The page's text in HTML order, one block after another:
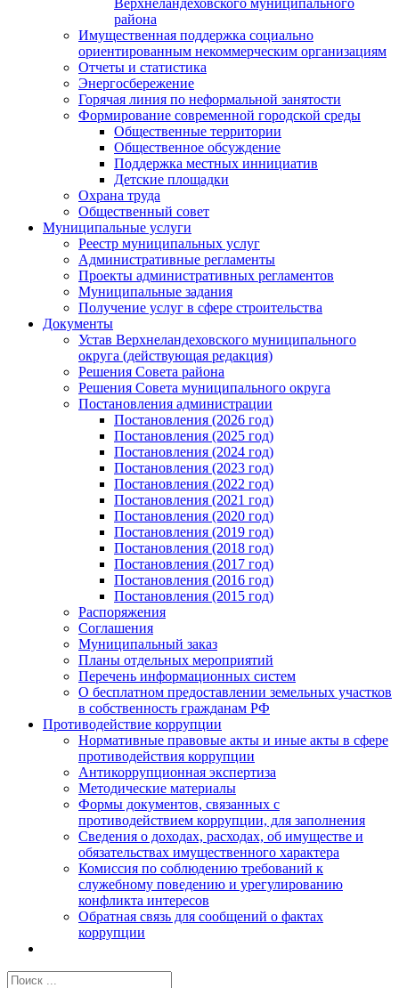
Верхнеландеховского муниципального
района
Имущественная поддержка социально
ориентированным некоммерческим организациям
Отчеты и статистика
Энергосбережение
Горячая линия по неформальной занятости
Формирование современной городской среды
Общественные территории
Общественное обсуждение
Поддержка местных иннициатив
Детские площадки
Охрана труда
Общественный совет
Муниципальные услуги
Реестр муниципальных услуг
Административные регламенты
Проекты административных регламентов
Муниципальные задания
Получение услуг в сфере строительства
Документы
Устав Верхнеландеховского муниципального
округа (действующая редакция)
Решения Совета района
Решения Совета муниципального округа
Постановления администрации
Постановления (2026 год)
Постановления (2025 год)
Постановления (2024 год)
Постановления (2023 год)
Постановления (2022 год)
Постановления (2021 год)
Постановления (2020 год)
Постановления (2019 год)
Постановления (2018 год)
Постановления (2017 год)
Постановления (2016 год)
Постановления (2015 год)
Распоряжения
Соглашения
Муниципальный заказ
Планы отдельных мероприятий
Перечень информационных систем
О бесплатном предоставлении земельных участков
в собственность гражданам РФ
Противодействие коррупции
Нормативные правовые акты и иные акты в сфере
противодействия коррупции
Антикоррупционная экспертиза
Методические материалы
Формы документов, связанных с
противодействием коррупции, для заполнения
Сведения о доходах, расходах, об имуществе и
обязательствах имущественного характера
Комиссия по соблюдению требований к
служебному поведению и урегулированию
конфликта интересов
Обратная связь для сообщений о фактах
коррупции
Результат